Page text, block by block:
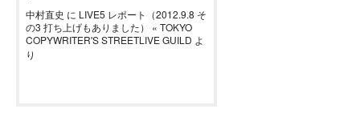
中村直史 に LIVE5 レポート（2012.9.8 そ
の3 打ち上げもありました） « TOKYO
COPYWRITER'S STREETLIVE GUILD よ
り